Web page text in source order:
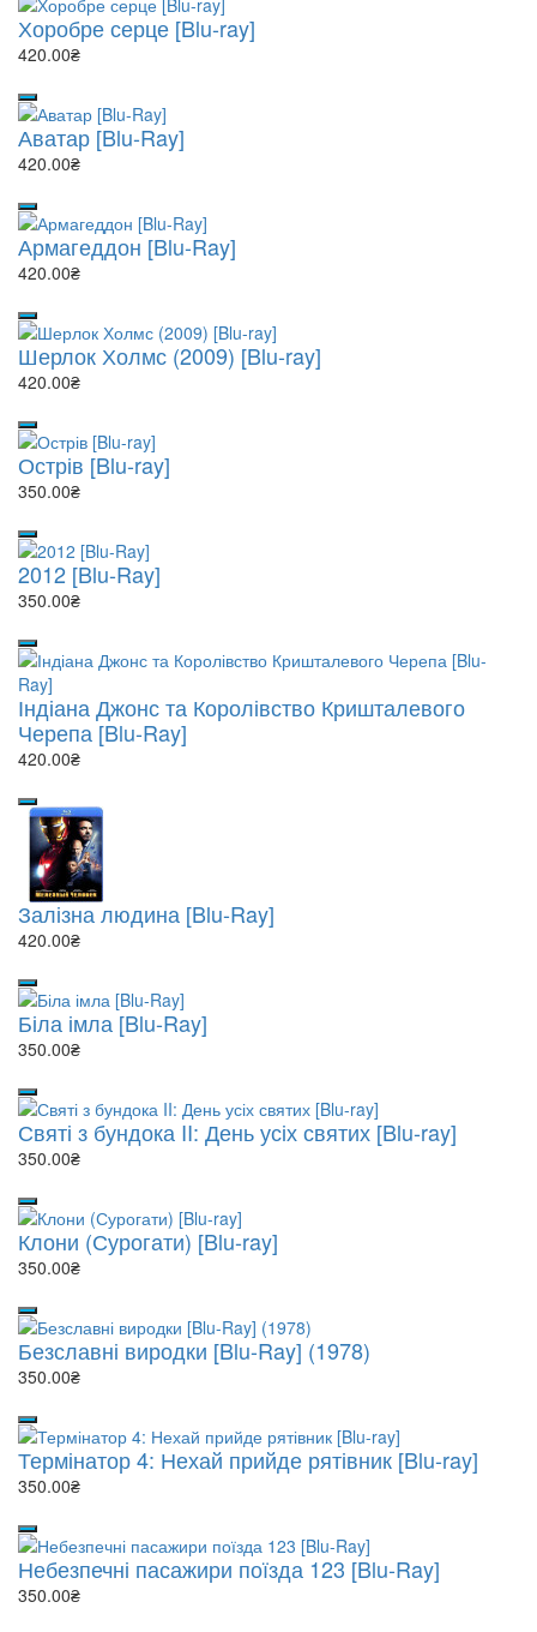
Хоробре серце [Blu-ray]
420.00₴
Аватар [Blu-Ray]
420.00₴
Армагеддон [Blu-Ray]
420.00₴
Шерлок Холмс (2009) [Blu-ray]
420.00₴
Острів [Blu-ray]
350.00₴
2012 [Blu-Ray]
350.00₴
Індіана Джонс та Королівство Кришталевого
Черепа [Blu-Ray]
420.00₴
Залізна людина [Blu-Ray]
420.00₴
Біла імла [Blu-Ray]
350.00₴
Святі з бундока II: День усіх святих [Blu-ray]
350.00₴
Клони (Сурогати) [Blu-ray]
350.00₴
Безславні виродки [Blu-Ray] (1978)
350.00₴
Термінатор 4: Нехай прийде рятівник [Blu-ray]
350.00₴
Небезпечні пасажири поїзда 123 [Blu-Ray]
350.00₴